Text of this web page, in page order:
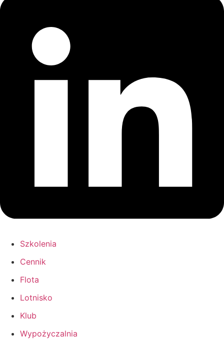
Szkolenia
Cennik
Flota
Lotnisko
Klub
Wypożyczalnia